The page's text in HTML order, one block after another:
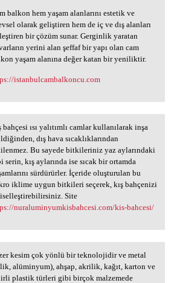
balkon hem yaşam
balkon hem yaşam alanlarını estetik ve
olarak geliştiren hem de iç ve dış alanları
bir çözüm sunar. Gerginlik yaratan
yerini alan şeffaf bir yapı olan cam
yaşam alanına değer katan bir yeniliktir.
istanbulcambalkoncu.com
ısı yalıtımlı
bahçesi ısı yalıtımlı camlar kullanılarak inşa
dış hava sıcaklıklarından
Bu sayede bitkileriniz yaz aylarındaki
serin, kış aylarında ise sıcak bir ortamda
sürdürürler. İçeride oluşturulan bu
iklime uygun bitkileri seçerek, kış bahçenizi
Site
nuraluminyumkisbahcesi.com/kis-bahcesi/
kesim çok yönlü bir
kesim çok yönlü bir teknolojidir ve metal
alüminyum), ahşap, akrilik, kağıt, karton ve
plastik türleri gibi birçok malzemede